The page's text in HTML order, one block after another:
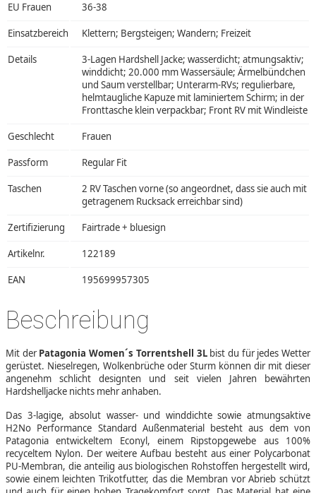
EU Frauen 36-38
Einsatzbereich Klettern; Bergsteigen; Wandern; Freizeit
Details
3-Lagen Hardshell Jacke; wasserdicht; atmungsaktiv;
winddicht; 20.000 mm Wassersäule; Ärmelbündchen
und Saum verstellbar; Unterarm-RVs; regulierbare,
helmtaugliche Kapuze mit laminiertem Schirm; in der
Fronttasche klein verpackbar; Front RV mit Windleiste
Geschlecht Frauen
Passform Regular Fit
Taschen
2 RV Taschen vorne (so angeordnet, dass sie auch mit
getragenem Rucksack erreichbar sind)
Zertifizierung Fairtrade + bluesign
Artikelnr. 122189
EAN 195699957305
Beschreibung
Mit derPatagonia Women´s Torrentshell 3Lbist du für jedes Wetter
gerüstet. Nieselregen, Wolkenbrüche oder Sturm können dir mit dieser
angenehm schlicht designten und seit vielen Jahren bewährten
Hardshelljacke nichts mehr anhaben.
Das 3-lagige, absolut wasser- und winddichte sowie atmungsaktive
H2No Performance Standard Außenmaterial besteht aus dem von
Patagonia entwickeltem Econyl, einem Ripstopgewebe aus 100%
recyceltem Nylon. Der weitere Aufbau besteht aus einer Polycarbonat
PU-Membran, die anteilig aus biologischen Rohstoffen hergestellt wird,
sowie einem leichten Trikotfutter, das die Membran vor Abrieb schützt